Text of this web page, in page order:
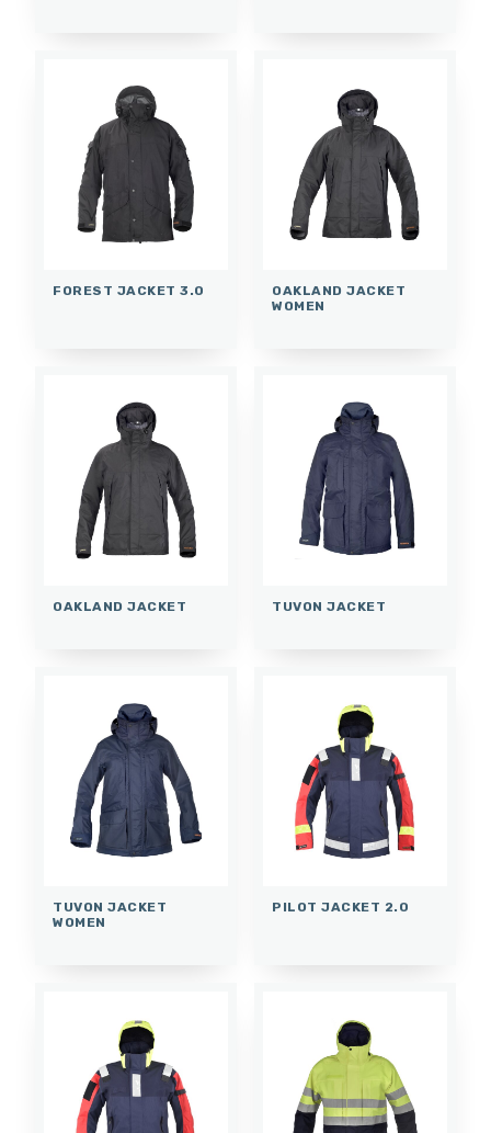
FOREST JACKET 3.0
OAKLAND JACKET
WOMEN
OAKLAND JACKET TUVON JACKET
TUVON JACKET
WOMEN
PILOT JACKET 2.0